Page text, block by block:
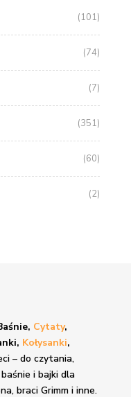
(101)
(74)
(7)
(351)
(60)
(2)
Cytaty,
Kołysanki,
– do czytania,
baśnie i bajkidla
braci Grimm i inne.